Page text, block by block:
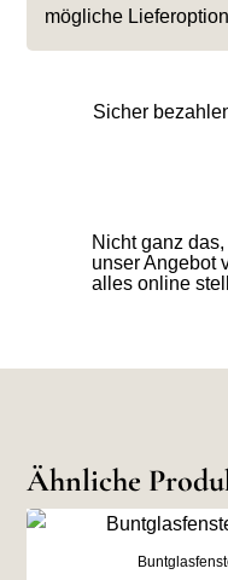
mögliche
Sicher
Nicht ganz
unser Angebot
alles online
Ähnliche